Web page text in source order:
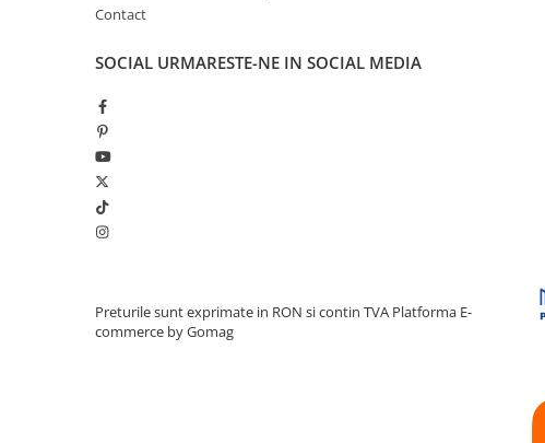
Contact
SOCIAL URMARESTE-NE IN SOCIAL MEDIA
Preturile sunt exprimate in RON si contin TVA Platforma E-
commerce by Gomag